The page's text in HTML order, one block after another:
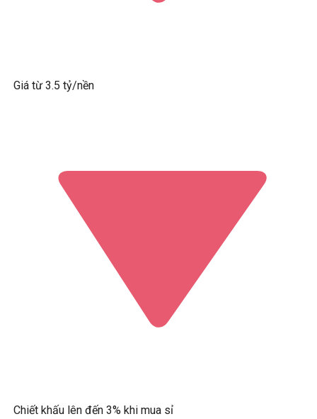
Giá từ 3.5 tỷ/nền
Chiết khấu lên đến 3% khi mua sỉ